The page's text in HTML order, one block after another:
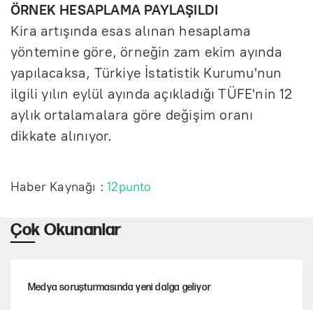
ÖRNEK HESAPLAMA PAYLAŞILDI
Kira artışında esas alınan hesaplama
yöntemine göre, örneğin zam ekim ayında
yapılacaksa, Türkiye İstatistik Kurumu'nun
ilgili yılın eylül ayında açıkladığı TÜFE'nin 12
aylık ortalamalara göre değişim oranı
dikkate alınıyor.
Haber Kaynağı :12punto
Çok Okunanlar
Medya soruşturmasında yeni dalga geliyor